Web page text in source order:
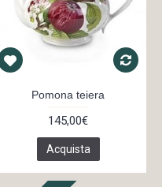
Pomona teiera
145,00€
Acquista